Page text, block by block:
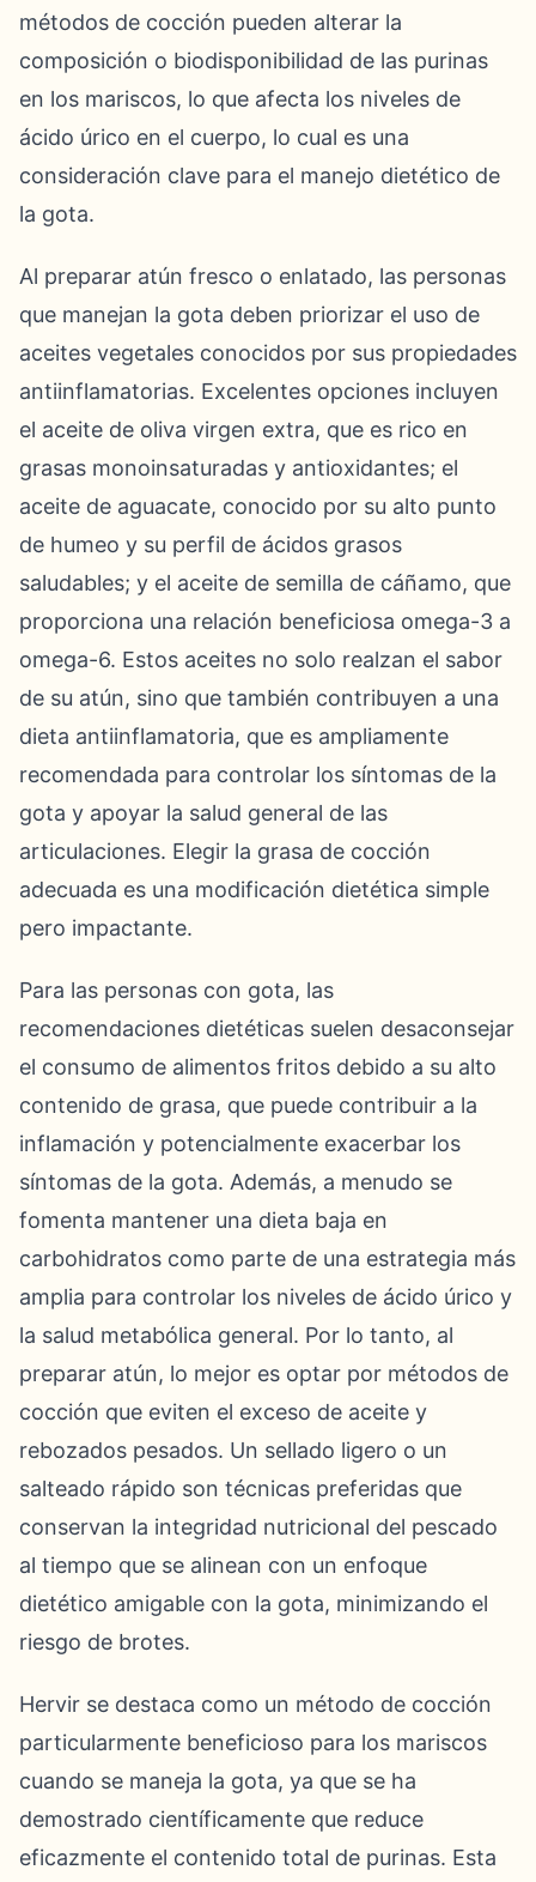
métodos de cocción pueden alterar la
composición o biodisponibilidad de las purinas
en los mariscos, lo que afecta los niveles de
ácido úrico en el cuerpo, lo cual es una
consideración clave para el manejo dietético de
la gota.
Al preparar atún fresco o enlatado, las personas
que manejan la gota deben priorizar el uso de
aceites vegetales conocidos por sus propiedades
antiinflamatorias. Excelentes opciones incluyen
el aceite de oliva virgen extra, que es rico en
grasas monoinsaturadas y antioxidantes; el
aceite de aguacate, conocido por su alto punto
de humeo y su perfil de ácidos grasos
saludables; y el aceite de semilla de cáñamo, que
proporciona una relación beneficiosa omega-3 a
omega-6. Estos aceites no solo realzan el sabor
de su atún, sino que también contribuyen a una
dieta antiinflamatoria, que es ampliamente
recomendada para controlar los síntomas de la
gota y apoyar la salud general de las
articulaciones. Elegir la grasa de cocción
adecuada es una modificación dietética simple
pero impactante.
Para las personas con gota, las
recomendaciones dietéticas suelen desaconsejar
el consumo de alimentos fritos debido a su alto
contenido de grasa, que puede contribuir a la
inflamación y potencialmente exacerbar los
síntomas de la gota. Además, a menudo se
fomenta mantener una dieta baja en
carbohidratos como parte de una estrategia más
amplia para controlar los niveles de ácido úrico y
la salud metabólica general. Por lo tanto, al
preparar atún, lo mejor es optar por métodos de
cocción que eviten el exceso de aceite y
rebozados pesados. Un sellado ligero o un
salteado rápido son técnicas preferidas que
conservan la integridad nutricional del pescado
al tiempo que se alinean con un enfoque
dietético amigable con la gota, minimizando el
riesgo de brotes.
Hervir se destaca como un método de cocción
particularmente beneficioso para los mariscos
cuando se maneja la gota, ya que se ha
demostrado científicamente que reduce
eficazmente el contenido total de purinas. Esta